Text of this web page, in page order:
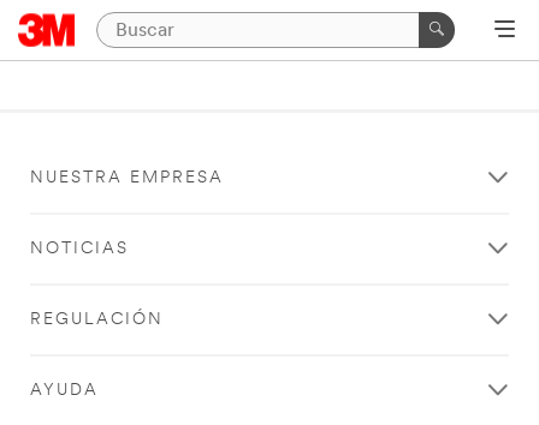
NUESTRA EMPRESA
NOTICIAS
REGULACIÓN
AYUDA